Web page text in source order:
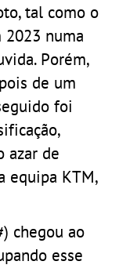
tal como o
2023 numa
Porém,
de um
foi
azar de
equipa KTM,
chegou ao
esse